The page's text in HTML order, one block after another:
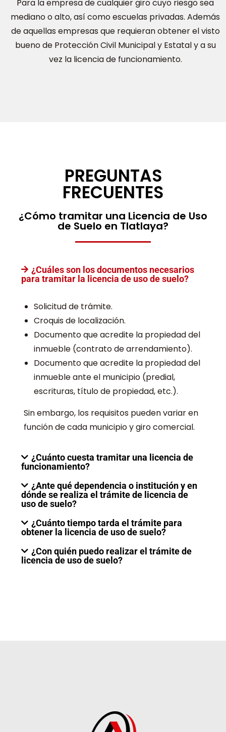
Para la empresa de cualquier giro cuyo riesgo sea
mediano o alto, así como escuelas privadas. Además
de aquellas empresas que requieran obtener el visto
bueno de Protección Civil Municipal y Estatal y a su
vez la licencia de funcionamiento.
PREGUNTAS
FRECUENTES
¿Cómo tramitar una Licencia de Uso
de Suelo en Tlatlaya?
¿Cuáles son los documentos necesarios
para tramitar la licencia de uso de suelo?
Solicitud de trámite.
Croquis de localización.
Documento que acredite la propiedad del
inmueble (contrato de arrendamiento).
Documento que acredite la propiedad del
inmueble ante el municipio (predial,
escrituras, título de propiedad, etc.).
Sin embargo, los requisitos pueden variar en
función de cada municipio y giro comercial.
¿Cuánto cuesta tramitar una licencia de
funcionamiento?
¿Ante qué dependencia o institución y en
dónde se realiza el trámite de licencia de
uso de suelo?
¿Cuánto tiempo tarda el trámite para
obtener la licencia de uso de suelo?
¿Con quién puedo realizar el trámite de
licencia de uso de suelo?